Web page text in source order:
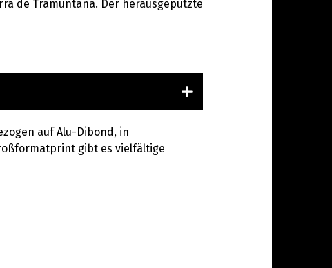
de Tramuntana. Der herausgeputzte
auf Alu-Dibond, in
gibt es vielfältige